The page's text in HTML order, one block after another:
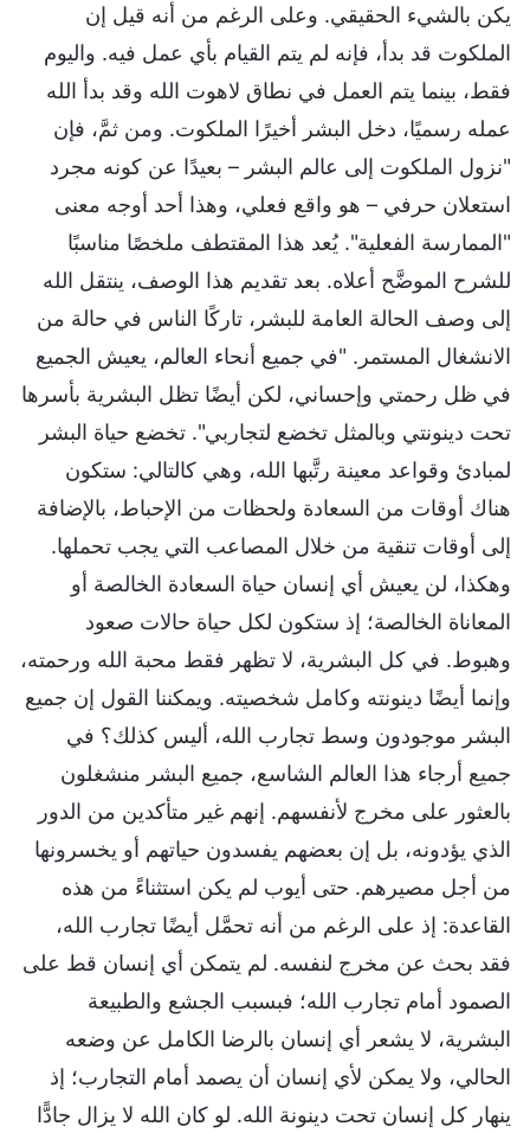
يكن بالشيء الحقيقي. وعلى الرغم من أنه قيل إن
الملكوت قد بدأ، فإنه لم يتم القيام بأي عمل فيه. واليوم
فقط، بينما يتم العمل في نطاق لاهوت الله وقد بدأ الله
عمله رسميًا، دخل البشر أخيرًا الملكوت. ومن ثمَّ، فإن
"نزول الملكوت إلى عالم البشر – بعيدًا عن كونه مجرد
استعلان حرفي – هو واقع فعلي، وهذا أحد أوجه معنى
"الممارسة الفعلية". يُعد هذا المقتطف ملخصًا مناسبًا
للشرح الموضَّح أعلاه. بعد تقديم هذا الوصف، ينتقل الله
إلى وصف الحالة العامة للبشر، تاركًا الناس في حالة من
الانشغال المستمر. "في جميع أنحاء العالم، يعيش الجميع
في ظل رحمتي وإحساني، لكن أيضًا تظل البشرية بأسرها
تحت دينونتي وبالمثل تخضع لتجاربي". تخضع حياة البشر
لمبادئ وقواعد معينة رتَّبها الله، وهي كالتالي: ستكون
هناك أوقات من السعادة ولحظات من الإحباط، بالإضافة
إلى أوقات تنقية من خلال المصاعب التي يجب تحملها.
وهكذا، لن يعيش أي إنسان حياة السعادة الخالصة أو
المعاناة الخالصة؛ إذ ستكون لكل حياة حالات صعود
وهبوط. في كل البشرية، لا تظهر فقط محبة الله ورحمته،
وإنما أيضًا دينونته وكامل شخصيته. ويمكننا القول إن جميع
البشر موجودون وسط تجارب الله، أليس كذلك؟ في
جميع أرجاء هذا العالم الشاسع، جميع البشر منشغلون
بالعثور على مخرج لأنفسهم. إنهم غير متأكدين من الدور
الذي يؤدونه، بل إن بعضهم يفسدون حياتهم أو يخسرونها
من أجل مصيرهم. حتى أيوب لم يكن استثناءً من هذه
القاعدة: إذ على الرغم من أنه تحمَّل أيضًا تجارب الله،
فقد بحث عن مخرج لنفسه. لم يتمكن أي إنسان قط على
الصمود أمام تجارب الله؛ فبسبب الجشع والطبيعة
البشرية، لا يشعر أي إنسان بالرضا الكامل عن وضعه
الحالي، ولا يمكن لأي إنسان أن يصمد أمام التجارب؛ إذ
ينهار كل إنسان تحت دينونة الله. لو كان الله لا يزال جادًّا